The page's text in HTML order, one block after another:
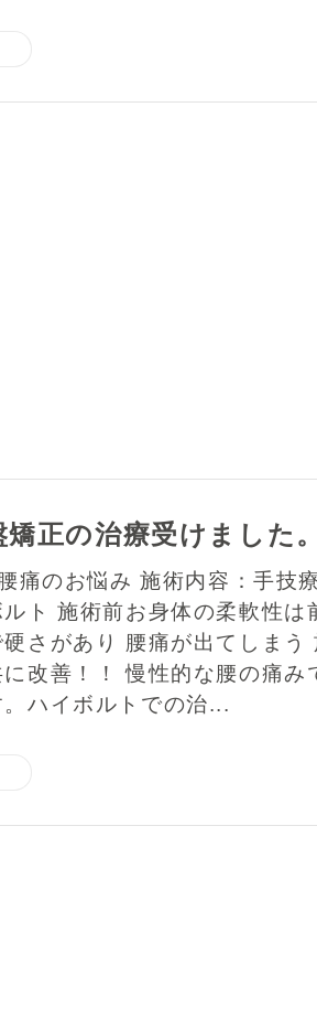
正の治療受けました。
痛のお悩み 施術内容：手技療
ト 施術前お身体の柔軟性は
さがあり 腰痛が出てしまう
改善！！ 慢性的な腰の痛み
ハイボルトでの治...